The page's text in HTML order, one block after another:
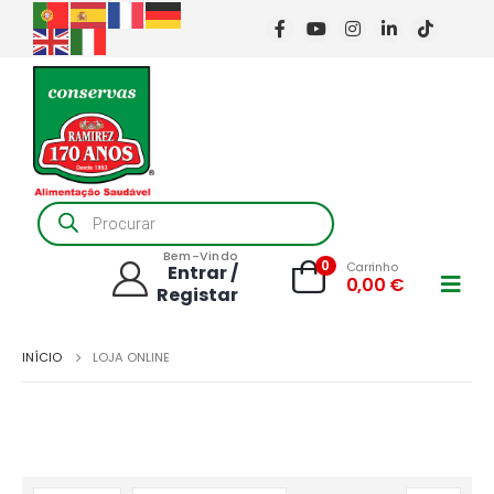
Products
search
Bem-Vindo
Entrar /
Registar
0 Carrinho
0,00 €
INÍCIO LOJA ONLINE